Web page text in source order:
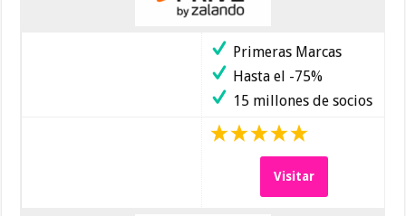
Primeras Marcas
Hasta el -75%
15 millones de socios
Visitar